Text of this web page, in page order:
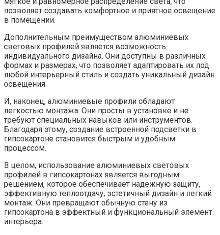
позволяет создавать комфортное и приятное освещение
в помещении.
Дополнительным преимуществом алюминиевых
световых профилей является возможность
индивидуального дизайна. Они доступны в различных
формах и размерах, что позволяет адаптировать их под
любой интерьерный стиль и создать уникальный дизайн
освещения.
И, наконец, алюминиевые профили обладают
легкостью монтажа. Они просты в установке и не
требуют специальных навыков или инструментов.
Благодаря этому, создание встроенной подсветки в
гипсокартоне становится быстрым и удобным
процессом.
В целом, использование алюминиевых световых
профилей в гипсокартонах является выгодным
решением, которое обеспечивает надежную защиту,
эффективную теплоотдачу, эстетичный дизайн и легкий
монтаж. Они превращают обычную стену из
гипсокартона в эффектный и функциональный элемент
интерьера.